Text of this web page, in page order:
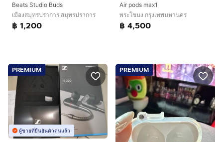
Beats Studio Buds
เมืองสมุทรปราการ สมุทรปราการ
฿ 1,200
Air pods max1
พระโขนง กรุงเทพมหานคร
฿ 4,500
PREMIUM
ผู้ขายที่ยืนยันตัวตนแล้ว
PREMIUM